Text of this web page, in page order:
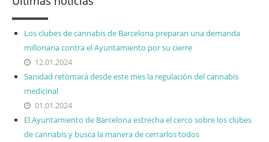
Los clubes de cannabis de Barcelona preparan una demanda
millonaria contra el Ayuntamiento por su cierre
12.01.2024
Sanidad retomará desde este mes la regulación del cannabis
medicinal
01.01.2024
El Ayuntamiento de Barcelona estrecha el cerco sobre los clubes
de cannabis y busca la manera de cerrarlos todos